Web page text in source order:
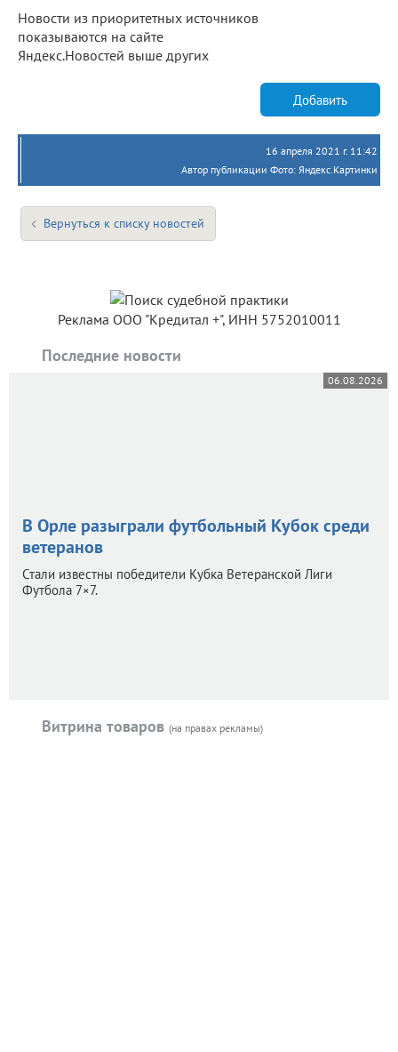
Новости из приоритетных источников
показываются на сайте
Яндекс.Новостей выше других
Добавить
16 апреля 2021 г. 11:42
Автор публикации Фото: Яндекс.Картинки
Вернуться к списку новостей
Реклама ООО "Кредитал +", ИНН 5752010011
Последние новости
06.08.2026
В Орле разыграли футбольный Кубок среди
ветеранов
Стали известны победители Кубка Ветеранской Лиги
Футбола 7×7.
Витрина товаров (на правах рекламы)